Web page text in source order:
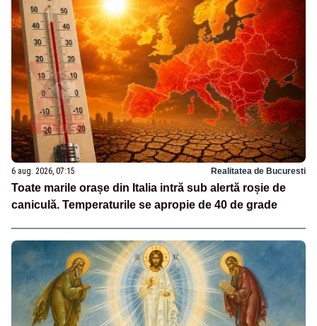
6 aug. 2026, 07:15 Realitatea de Bucuresti
Toate marile orașe din Italia intră sub alertă roșie de
caniculă. Temperaturile se apropie de 40 de grade